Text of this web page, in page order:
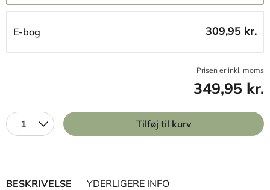
E-bog 309,95 kr.
Prisen er inkl, moms
349,95 kr.
1 Tilføj til kurv
BESKRIVELSE YDERLIGERE INFO